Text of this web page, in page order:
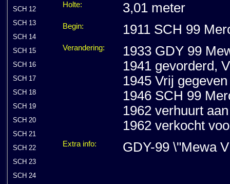
SCH 12
SCH 13
SCH 14
SCH 15
SCH 16
SCH 17
SCH 18
SCH 19
SCH 20
SCH 21
SCH 22
SCH 23
SCH 24
Holte: 3,01 meter
Begin: 1911 SCH 99
Verandering:
1933 GDY 99
1941 gevorderd,
1945 Vrij gegeven
1946 SCH 99
1962 verhuurt
1962 verkocht
Extra info: GDY-99 \"Mewa